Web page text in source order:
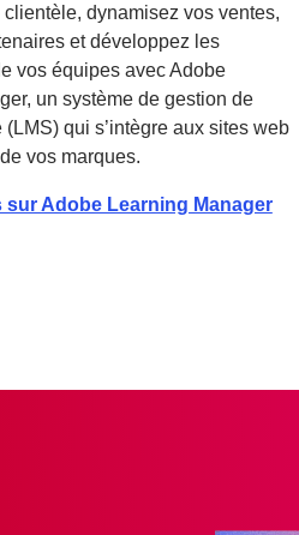
dynamisez vos ventes,
et développez les
vos équipes avec Adobe
un système de gestion de
(LMS) qui s’intègre aux sites web
vos marques.
sur Adobe Learning Manager